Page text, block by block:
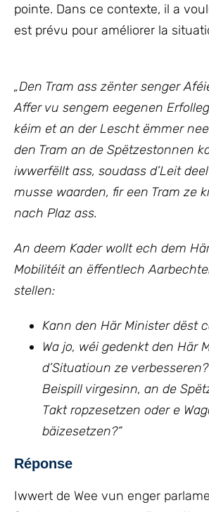
pointe. Dans ce contexte, il a
est prévu pour améliorer la
„Den Tram ass zënter senger
Affer vu sengem eegenen
kéim et an der Lescht ëmmer
den Tram an de Spëtzestonnen
iwwerfëllt ass, soudass d’Leit
musse waarden, fir een Tram ze
nach Plaz ass.
An deem Kader wollt ech dem
Mobilitéit an ëffentlech
stellen:
Kann den Här Minister dëst
Wa jo, wéi gedenkt den Här
d’Situatioun ze
Beispill virgesinn, an de
Takt ropzesetzen oder e
bäizesetzen?“
Réponse
Iwwert de Wee vun enger